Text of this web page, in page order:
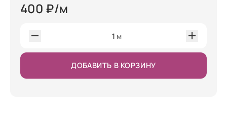
400 ₽/м
1 м
ДОБАВИТЬ В КОРЗИНУ